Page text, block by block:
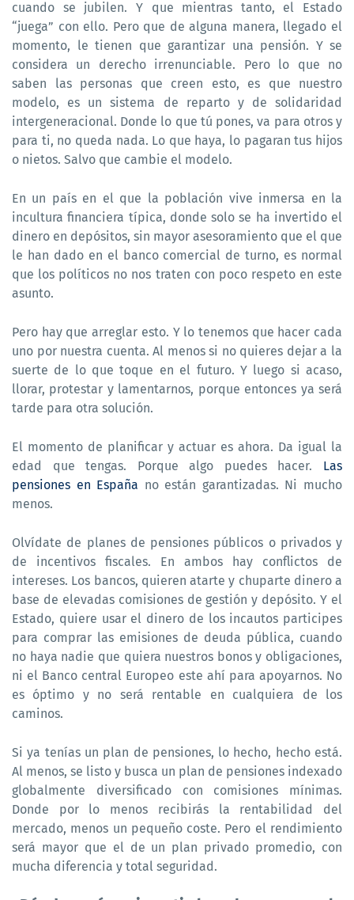
cuando se jubilen. Y que mientras tanto, el Estado
“juega” con ello. Pero que de alguna manera, llegado el
momento, le tienen que garantizar una pensión. Y se
considera un derecho irrenunciable. Pero lo que no
saben las personas que creen esto, es que nuestro
modelo, es un sistema de reparto y de solidaridad
intergeneracional. Donde lo que tú pones, va para otros y
para ti, no queda nada. Lo que haya, lo pagaran tus hijos
o nietos. Salvo que cambie el modelo.
En un país en el que la población vive inmersa en la
incultura financiera típica, donde solo se ha invertido el
dinero en depósitos, sin mayor asesoramiento que el que
le han dado en el banco comercial de turno, es normal
que los políticos no nos traten con poco respeto en este
asunto.
Pero hay que arreglar esto. Y lo tenemos que hacer cada
uno por nuestra cuenta. Al menos si no quieres dejar a la
suerte de lo que toque en el futuro. Y luego si acaso,
llorar, protestar y lamentarnos, porque entonces ya será
tarde para otra solución.
El momento de planificar y actuar es ahora. Da igual la
edad que tengas. Porque algo puedes hacer. Las
pensiones en España no están garantizadas. Ni mucho
menos.
Olvídate de planes de pensiones públicos o privados y
de incentivos fiscales. En ambos hay conflictos de
intereses. Los bancos, quieren atarte y chuparte dinero a
base de elevadas comisiones de gestión y depósito. Y el
Estado, quiere usar el dinero de los incautos participes
para comprar las emisiones de deuda pública, cuando
no haya nadie que quiera nuestros bonos y obligaciones,
ni el Banco central Europeo este ahí para apoyarnos. No
es óptimo y no será rentable en cualquiera de los
caminos.
Si ya tenías un plan de pensiones, lo hecho, hecho está.
Al menos, se listo y busca un plan de pensiones indexado
globalmente diversificado con comisiones mínimas.
Donde por lo menos recibirás la rentabilidad del
mercado, menos un pequeño coste. Pero el rendimiento
será mayor que el de un plan privado promedio, con
mucha diferencia y total seguridad.